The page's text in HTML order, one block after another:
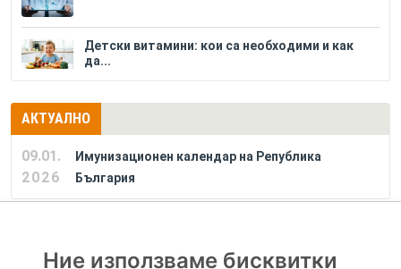
Детски витамини: кои са необходими и как
да...
АКТУАЛНО
09.01.
2026
Имунизационен календар на Република
България
Ние използваме бисквитки